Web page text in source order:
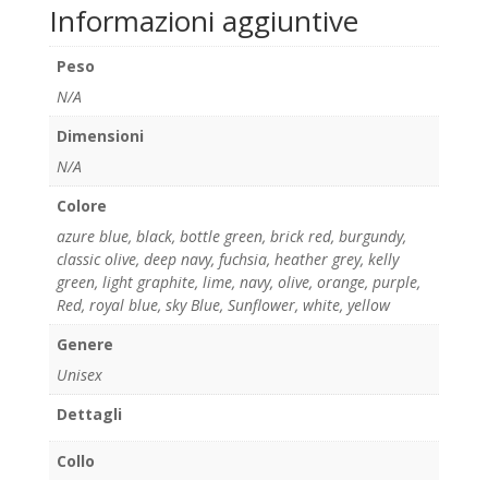
Informazioni aggiuntive
Peso
N/A
Dimensioni
N/A
Colore
azure blue, black, bottle green, brick red, burgundy,
classic olive, deep navy, fuchsia, heather grey, kelly
green, light graphite, lime, navy, olive, orange, purple,
Red, royal blue, sky Blue, Sunflower, white, yellow
Genere
Unisex
Dettagli
Collo